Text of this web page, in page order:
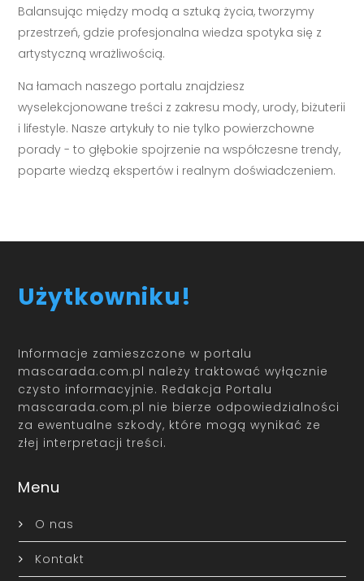
Balansując między modą a sztuką życia, tworzymy
przestrzeń, gdzie profesjonalna wiedza spotyka się z
artystyczną wrażliwością.
Na łamach naszego portalu znajdziesz
wyselekcjonowane treści z zakresu mody, urody, biżuterii
i lifestyle. Nasze artykuły to nie tylko powierzchowne
porady - to głębokie spojrzenie na współczesne trendy,
poparte wiedzą ekspertów i realnym doświadczeniem.
Użytkowniku!
Informacje zamieszczone w portalu
mascarada.com.pl należy traktować wyłącznie
czysto informacyjnie. Redakcja Portalu
mascarada.com.pl nie bierze odpowiedzialności
za ewentualne szkody, które mogą wynikać ze
złej interpretacji treści.
Menu
O nas
Kontakt